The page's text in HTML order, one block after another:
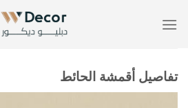
للمحتوى
تفاصيل أقمشة الحائط